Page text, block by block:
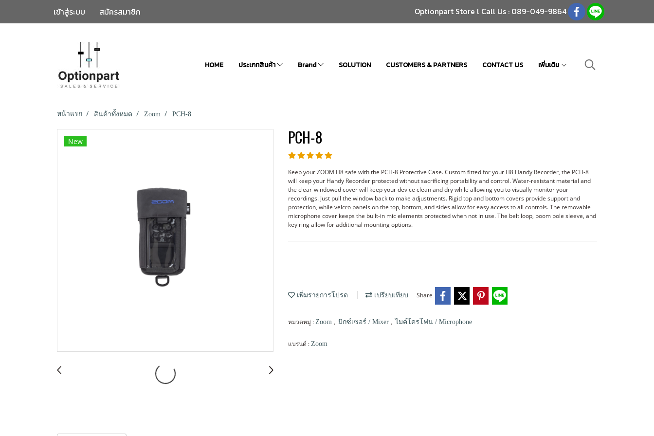
เข้าสู่ระบบ สมัครสมาชิก Optionpart Store l Call Us : 089-049-9864
HOME ประเภทสินค้า Brand SOLUTION CUSTOMERS & PARTNERS CONTACT US เพิ่มเติม
หน้าแรก สินค้าทั้งหมด Zoom PCH-8
New PCH-8
Keep your ZOOM H8 safe with the PCH-8 Protective Case. Custom fitted for your H8 Handy Recorder, the PCH-8
will keep your Handy Recorder protected without sacrificing portability and control. Water-resistant material and
the clear-windowed cover will keep your device clean and dry while allowing you to visually monitor your
recordings. Just pull the window back to make adjustments. Rigid top and bottom covers provide support and
protection, while velcro panels on the top, bottom, and sides allow for easy access to all controls. The removable
microphone cover keeps the built-in mic elements protected when not in use. The belt loop, boom pole sleeve, and
key ring allow for additional mounting options.
เพิ่มรายการโปรด เปรียบเทียบ Share
หมวดหมู่ : Zoom , มิกซ์เซอร์ / Mixer , ไมค์โครโฟน / Microphone
แบรนด์ : Zoom